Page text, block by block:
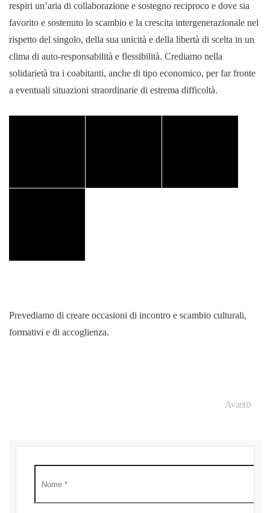
respiri un’aria di collaborazione e sostegno reciproco e dove sia
favorito e sostenuto lo scambio e la crescita intergenerazionale nel
rispetto del singolo, della sua unicità e della libertà di scelta in un
clima di auto-responsabilità e flessibilità. Crediamo nella
solidarietà tra i coabitanti, anche di tipo economico, per far fronte
a eventuali situazioni straordinarie di estrema difficoltà.
Prevediamo di creare occasioni di incontro e scambio culturali,
formativi e di accoglienza.
Avanti